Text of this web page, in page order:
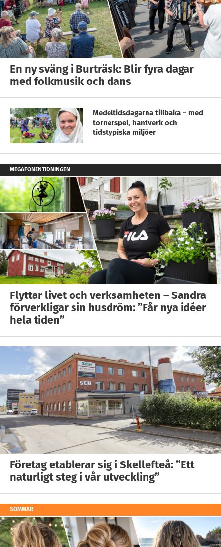
En ny sväng i Burträsk: Blir fyra dagar
med folkmusik och dans
Medeltidsdagarna tillbaka – med
tornerspel, hantverk och
tidstypiska miljöer
MEGAFONENTIDNINGEN
Flyttar livet och verksamheten – Sandra
förverkligar sin husdröm: ”Får nya idéer
hela tiden”
Företag etablerar sig i Skellefteå: ”Ett
naturligt steg i vår utveckling”
SOMMAR